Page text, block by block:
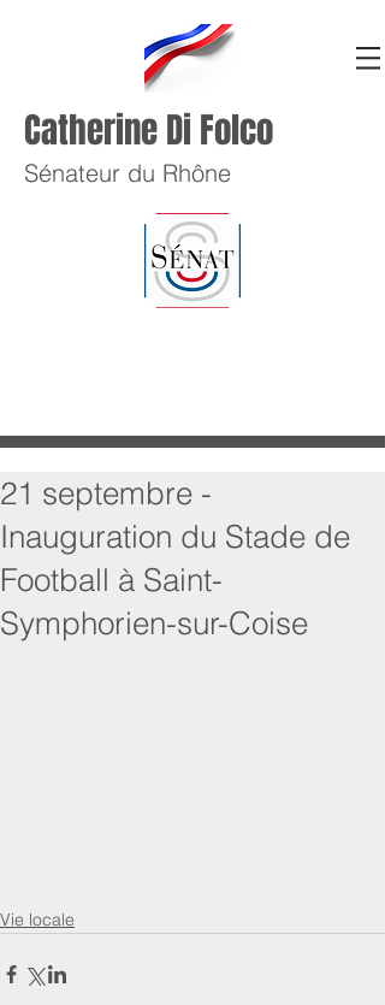
Catherine Di Folco
Sénateur du Rhône
21 septembre -
Inauguration du Stade de
Football à Saint-
Symphorien-sur-Coise
Vie locale